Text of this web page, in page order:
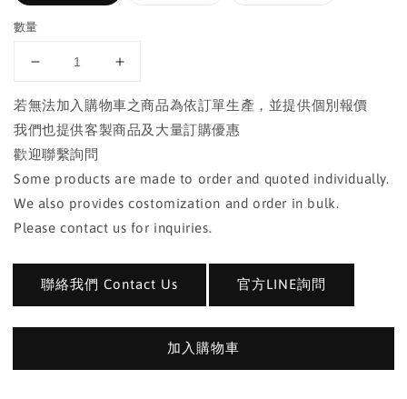
數量
若無法加入購物車之商品為依訂單生產，並提供個別報價
我們也提供客製商品及大量訂購優惠
歡迎聯繫詢問
Some products are made to order and quoted individually.
We also provides costomization and order in bulk.
Please contact us for inquiries.
聯絡我們 Contact Us 官方LINE詢問
加入購物車